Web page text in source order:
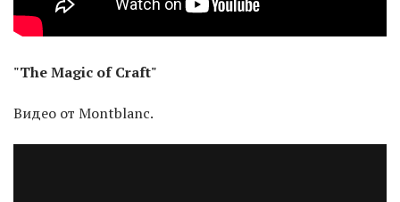
"The Magic of Craft"
Видео от Montblanc.